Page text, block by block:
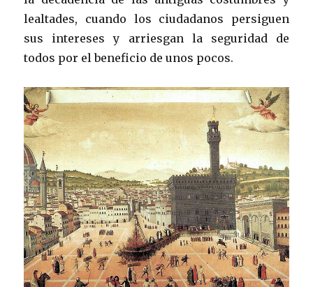
lealtades, cuando los ciudadanos persiguen
sus intereses y arriesgan la seguridad de
todos por el beneficio de unos pocos.